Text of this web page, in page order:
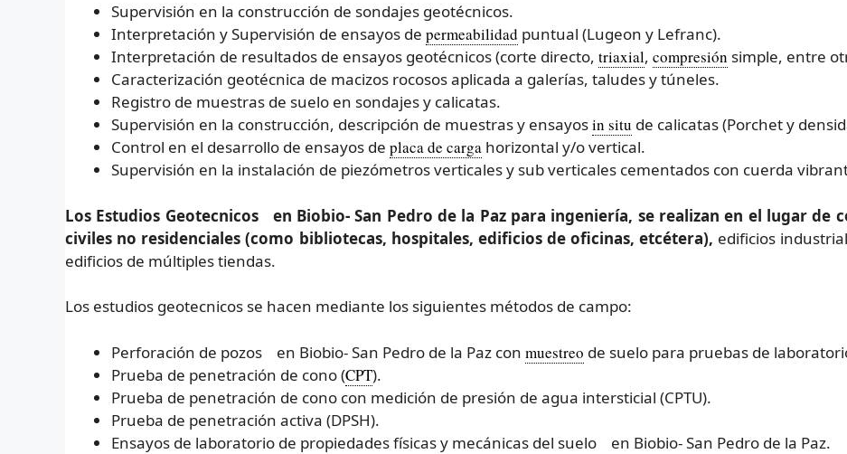
Supervisión en la construcción de sondajes geotécnicos.
Interpretación y Supervisión de ensayos de permeabilidad puntual (Lugeon y Lefranc).
Interpretación de resultados de ensayos geotécnicos (corte directo, triaxial, compresión simple, entre
Caracterización geotécnica de macizos rocosos aplicada a galerías, taludes y túneles.
Registro de muestras de suelo en sondajes y calicatas.
Supervisión en la construcción, descripción de muestras y ensayosin situ de calicatas (Porchet y
Control en el desarrollo de ensayos de placa de carga horizontal y/o vertical.
Supervisión en la instalación de piezómetros verticales y sub verticales cementados con cuerda
Los Estudios Geotecnicos en Biobio- San Pedro de la Paz para ingeniería, se realizan en el lugar
civiles no residenciales (como bibliotecas, hospitales, edificios de oficinas, etcétera), edificios
edificios de múltiples tiendas.
Los estudios geotecnicos se hacen mediante los siguientes métodos de campo:
Perforación de pozos en Biobio- San Pedro de la Paz con muestreo de suelo para pruebas de
Prueba de penetración de cono (CPT).
Prueba de penetración de cono con medición de presión de agua intersticial (CPTU).
Prueba de penetración activa (DPSH).
Ensayos de laboratorio de propiedades físicas y mecánicas del suelo en Biobio- San Pedro de la Paz.